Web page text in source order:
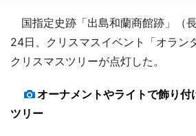
国指定史跡「出島和蘭商館跡」（
24日、クリスマスイベント「オラン
クリスマスツリーが点灯した。
オーナメントやライトで飾り付
ツリー